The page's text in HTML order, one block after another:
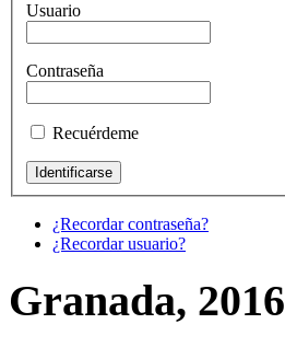
Usuario
Contraseña
Recuérdeme
¿Recordar contraseña?
¿Recordar usuario?
Granada, 2016